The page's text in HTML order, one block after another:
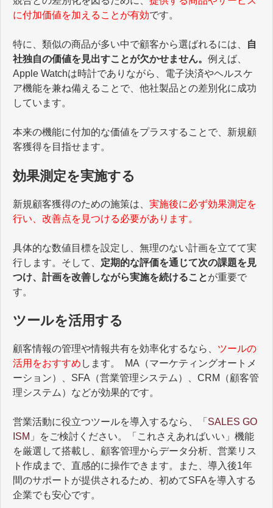
に付加価値を加えることが有効です。
特に、類似の商品が多い中で顧客から選ばれるには、
自
社独自の価値を見出すことが欠かせません。 例えば、
Apple Watchは時計でありながら、電子決済やヘルスケ
ア機能を兼ね備えることで、他社製品との差別化に成功
しています。
本来の機能に付加的な価値をプラスすることで、新規顧
客獲得を目指せます。
効果測定を実施する
新規顧客獲得のための施策は、 実施後に必ず効果測定を
行い、改善点を見つける必要があります。
具体的な数値目標を設定し、無理のない計画を立てて実
行します。そして、 定期的な評価を通じて次の課題を見
つけ、計画を改善しながら実施を続けることが重要で
す。
ツールを活用する
顧客情報の管理や情報共有を効率化するなら、 ツールの
活用をおすすめ します。 MA（マーケティングオートメ
ーション）、SFA（営業管理システム）、CRM（顧客管
理システム）などが効果的です。
営業活動に役立つツールを導入するなら、「 SALES GO
ISM 」をご検討ください。「これさえあればいい」機能
を厳選して搭載し、顧客管理からデータ分析、営業リス
ト作成まで、直感的に操作できます。また、導入後1年
間のサポートが提供されるため、初めてSFAを導入する
企業でも安心です。